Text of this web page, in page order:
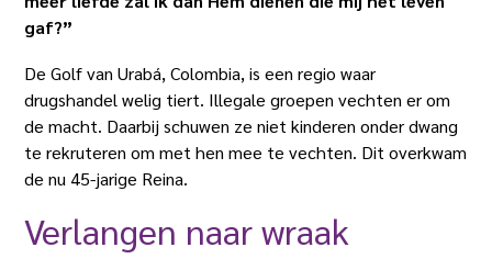
gaf?”
De Golf van Urabá, Colombia, is een regio waar
drugshandel welig tiert. Illegale groepen vechten er om
de macht. Daarbij schuwen ze niet kinderen onder dwang
te rekruteren om met hen mee te vechten. Dit overkwam
de nu 45-jarige Reina.
Verlangen naar wraak